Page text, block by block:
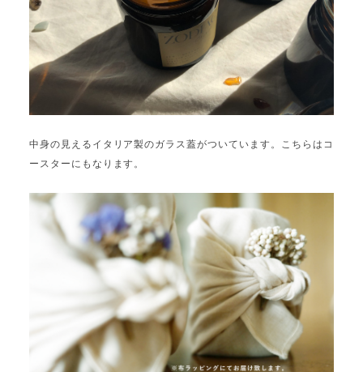
中身の見えるイタリア製のガラス蓋がついています。こちらはコ
ースターにもなります。